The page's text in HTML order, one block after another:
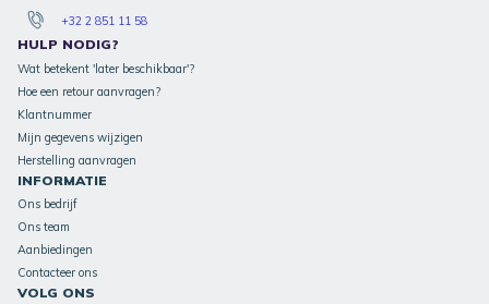
+32 2 851 11 58
HULP NODIG?
Wat betekent 'later beschikbaar'?
Hoe een retour aanvragen?
Klantnummer
Mijn gegevens wijzigen
Herstelling aanvragen
INFORMATIE
Ons bedrijf
Ons team
Aanbiedingen
Contacteer ons
VOLG ONS